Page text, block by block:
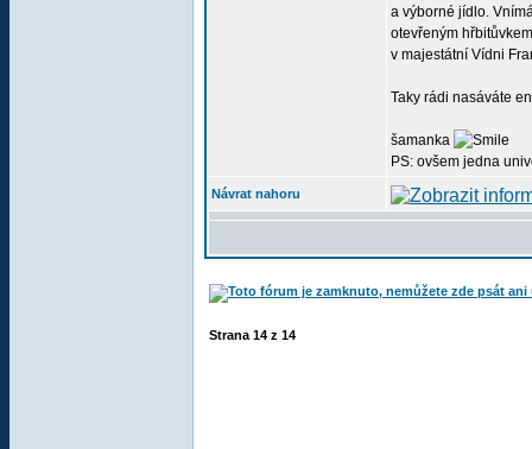
a výborné jídlo.
otevřeným
v majestátní Vídni
Taky rádi nasáváte
šamanka
PS: ovšem jedna
Návrat nahoru
Strana 14 z 14